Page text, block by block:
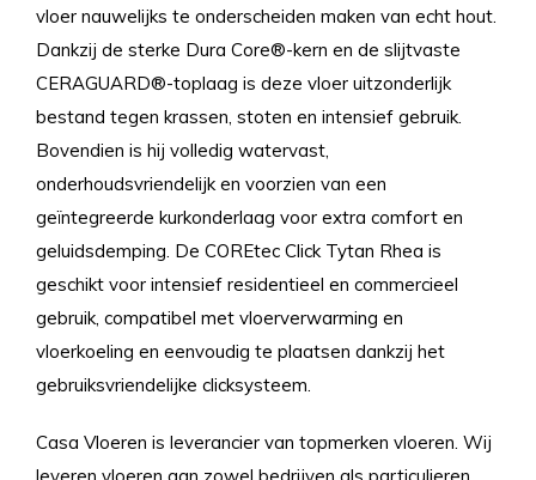
vloer nauwelijks te onderscheiden maken van echt hout.
Dankzij de sterke Dura Core®-kern en de slijtvaste
CERAGUARD®-toplaag is deze vloer uitzonderlijk
bestand tegen krassen, stoten en intensief gebruik.
Bovendien is hij volledig watervast,
onderhoudsvriendelijk en voorzien van een
geïntegreerde kurkonderlaag voor extra comfort en
geluidsdemping. De COREtec Click Tytan Rhea is
geschikt voor intensief residentieel en commercieel
gebruik, compatibel met vloerverwarming en
vloerkoeling en eenvoudig te plaatsen dankzij het
gebruiksvriendelijke clicksysteem.
Casa Vloeren is leverancier van topmerken vloeren. Wij